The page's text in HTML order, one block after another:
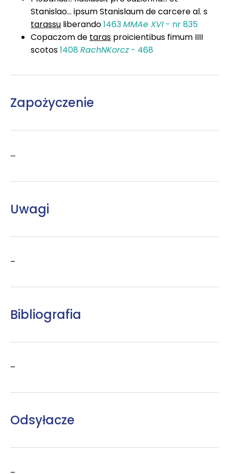
Stanislao... ipsum Stanislaum de carcere al. s
tarassu liberando1463MMAe XVI - nr 835
Copaczom de taras proicientibus fimum IIII
scotos1408RachNKorcz- 468
Zapożyczenie
–
Uwagi
–
Bibliografia
–
Odsyłacze